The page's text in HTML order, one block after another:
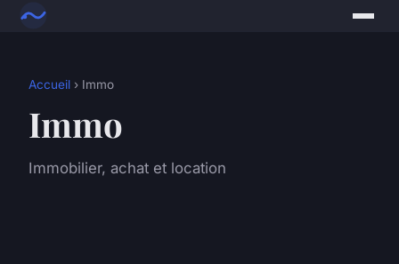
Accueil › Immo
Immo
Immobilier, achat et location